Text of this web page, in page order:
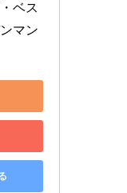
ベス
マン